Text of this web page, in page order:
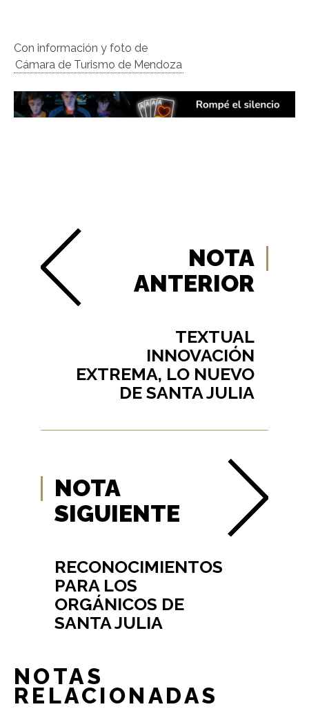
Con información y foto de
Cámara de Turismo de Mendoza
NOTA
ANTERIOR
TEXTUAL
INNOVACIÓN
EXTREMA, LO NUEVO
DE SANTA JULIA
NOTA
SIGUIENTE
RECONOCIMIENTOS
PARA LOS
ORGÁNICOS DE
SANTA JULIA
NOTAS
RELACIONADAS